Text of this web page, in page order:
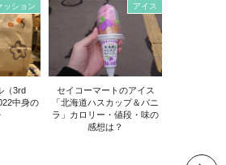
ッション
（3rd
中身の
アイス
セイコーマートのアイス
「北海道ハスカップ＆バニ
ラ」カロリー・値段・味の
感想は？